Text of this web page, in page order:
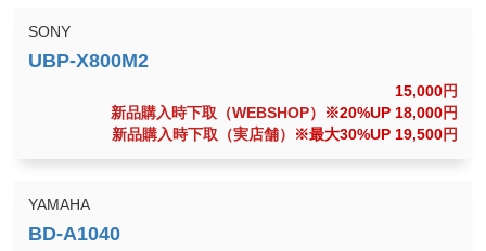
SONY
15,000円
新品購入時下取（WEBSHOP）
※20%UP 18,000円
新品購入時下取（実店舗）
※最大30%UP 19,500円
YAMAHA